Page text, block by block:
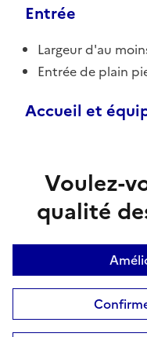
Entrée
Largeur d'au
Entrée de plain
Accueil et
Voulez-
qualité